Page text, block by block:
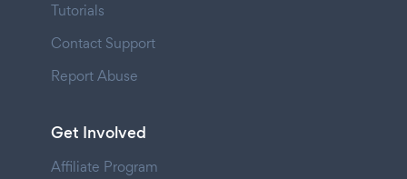
Tutorials
Contact Support
Report Abuse
Get Involved
Affiliate Program